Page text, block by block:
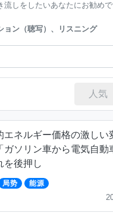
しをしたいあなたにお勧めで
ョン（聴写）、リスニング
人気
エネルギー価格の激しい
ガソリン車から電気自動
を後押し
局势 能源